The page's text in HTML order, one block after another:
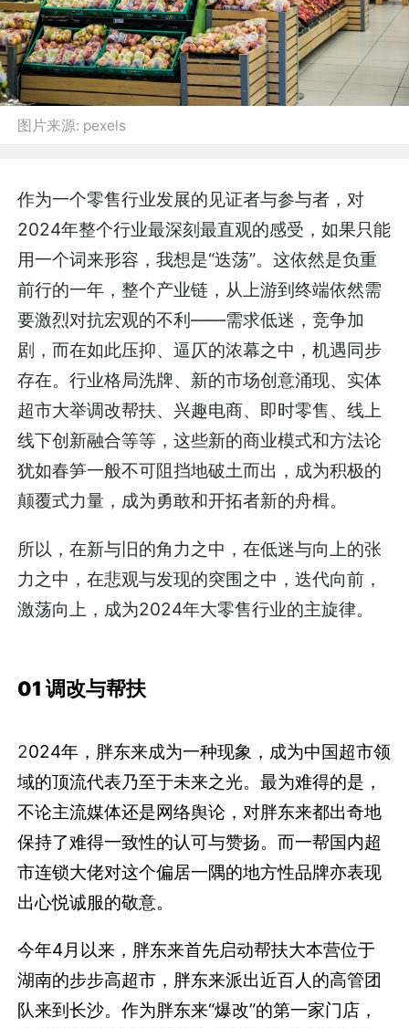
图片来源: pexels
作为一个零售行业发展的见证者与参与者，对
2024年整个行业最深刻最直观的感受，如果只能
用一个词来形容，我想是“迭荡”。这依然是负重
前行的一年，整个产业链，从上游到终端依然需
要激烈对抗宏观的不利——需求低迷，竞争加
剧，而在如此压抑、逼仄的浓幕之中，机遇同步
存在。行业格局洗牌、新的市场创意涌现、实体
超市大举调改帮扶、兴趣电商、即时零售、线上
线下创新融合等等，这些新的商业模式和方法论
犹如春笋一般不可阻挡地破土而出，成为积极的
颠覆式力量，成为勇敢和开拓者新的舟楫。
所以，在新与旧的角力之中，在低迷与向上的张
力之中，在悲观与发现的突围之中，迭代向前，
激荡向上，成为2024年大零售行业的主旋律。
01 调改与帮扶
2024年，胖东来成为一种现象，成为中国超市领
域的顶流代表乃至于未来之光。最为难得的是，
不论主流媒体还是网络舆论，对胖东来都出奇地
保持了难得一致性的认可与赞扬。而一帮国内超
市连锁大佬对这个偏居一隅的地方性品牌亦表现
出心悦诚服的敬意。
今年4月以来，胖东来首先启动帮扶大本营位于
湖南的步步高超市，胖东来派出近百人的高管团
队来到长沙。作为胖东来“爆改”的第一家门店，